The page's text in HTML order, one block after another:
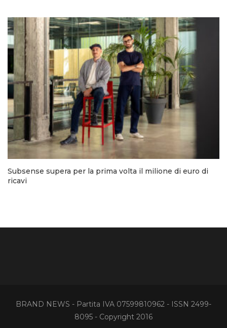
Subsense supera per la prima volta il milione di euro di
ricavi
BRAND NEWS - Partita IVA 07599810962 - ISSN 2499-
8095 - Copyright 2016